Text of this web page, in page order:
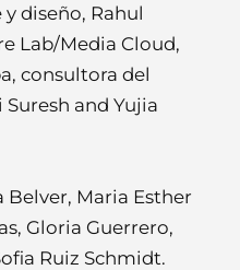
diseño, Rahul
Lab/Media Cloud,
consultora del
and Yujia
Belver, Maria Esther
Gloria Guerrero,
Ruiz Schmidt.